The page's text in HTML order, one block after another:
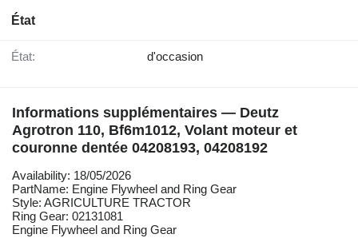
État
État: d'occasion
Informations supplémentaires — Deutz
Agrotron 110, Bf6m1012, Volant moteur et
couronne dentée 04208193, 04208192
Availability: 18/05/2026
PartName: Engine Flywheel and Ring Gear
Style: AGRICULTURE TRACTOR
Ring Gear: 02131081
Engine Flywheel and Ring Gear